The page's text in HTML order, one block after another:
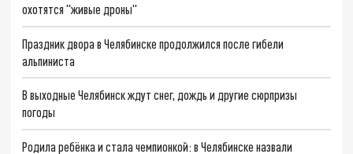
охотятся "живые дроны"
Праздник двора в Челябинске продолжился после гибели
альпиниста
В выходные Челябинск ждут снег, дождь и другие сюрпризы
погоды
Родила ребёнка и стала чемпионкой: в Челябинске назвали